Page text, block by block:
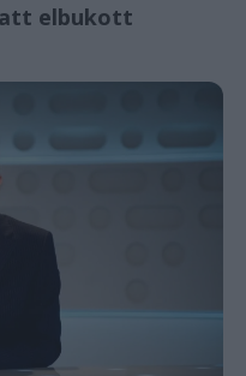
elbukott